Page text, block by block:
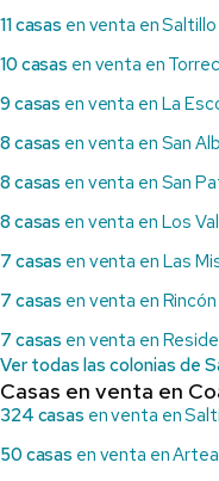
11 casas en venta en
10 casas en venta en
9 casas en venta en La
8 casas en venta en San
8 casas en venta en San
8 casas en venta en Los
7 casas en venta en Las
7 casas en venta en
7 casas en venta en
Ver todas las colonias de
Casas en venta en
324 casas en venta en
50 casas en venta en